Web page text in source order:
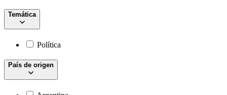
Temática
Política
País de origen